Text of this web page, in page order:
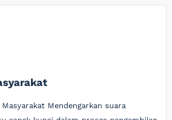
Mendengarkan suara